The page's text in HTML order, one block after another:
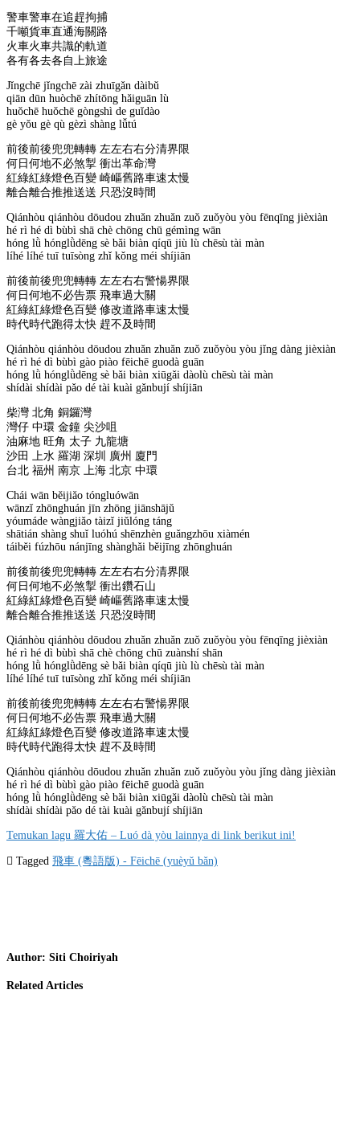
警車警車在追趕拘捕
千噸貨車直通海關路
火車火車共識的軌道
各有各去各自上旅途
Jǐngchē jǐngchē zài zhuīgǎn dàibǔ
qiān dūn huòchē zhítōng hǎiguān lù
huǒchē huǒchē gòngshì de guǐdào
gè yǒu gè qù gèzì shàng lǚtú
前後前後兜兜轉轉 左左右右分清界限
何日何地不必煞掣 衝出革命灣
紅綠紅綠燈色百變 崎嶇舊路車速太慢
離合離合推推送送 只恐沒時間
Qiánhòu qiánhòu dōudou zhuǎn zhuǎn zuǒ zuǒyòu yòu fēnqīng jièxiàn
hé rì hé dì bùbì shā chè chōng chū gémìng wān
hóng lǜ hónglǜdēng sè bǎi biàn qíqū jiù lù chēsù tài màn
líhé líhé tuī tuīsòng zhǐ kǒng méi shíjiān
前後前後兜兜轉轉 左左右右警愓界限
何日何地不必告票 飛車過大關
紅綠紅綠燈色百變 修改道路車速太慢
時代時代跑得太快 趕不及時間
Qiánhòu qiánhòu dōudou zhuǎn zhuǎn zuǒ zuǒyòu yòu jǐng dàng jièxiàn
hé rì hé dì bùbì gào piào fēichē guodà guān
hóng lǜ hónglǜdēng sè bǎi biàn xiūgǎi dàolù chēsù tài màn
shídài shídài pǎo dé tài kuài gǎnbují shíjiān
柴灣 北角 銅鑼灣
灣仔 中環 金鐘 尖沙咀
油麻地 旺角 太子 九龍塘
沙田 上水 羅湖 深圳 廣州 廈門
台北 福州 南京 上海 北京 中環
Chái wān běijiǎo tóngluówān
wānzǐ zhōnghuán jīn zhōng jiānshājǔ
yóumáde wàngjiǎo tàizǐ jiǔlóng táng
shātián shàng shuǐ luóhú shēnzhèn guǎngzhōu xiàmén
táiběi fúzhōu nánjīng shànghǎi běijīng zhōnghuán
前後前後兜兜轉轉 左左右右分清界限
何日何地不必煞掣 衝出鑽石山
紅綠紅綠燈色百變 崎嶇舊路車速太慢
離合離合推推送送 只恐沒時間
Qiánhòu qiánhòu dōudou zhuǎn zhuǎn zuǒ zuǒyòu yòu fēnqīng jièxiàn
hé rì hé dì bùbì shā chè chōng chū zuànshí shān
hóng lǜ hónglǜdēng sè bǎi biàn qíqū jiù lù chēsù tài màn
líhé líhé tuī tuīsòng zhǐ kǒng méi shíjiān
前後前後兜兜轉轉 左左右右警愓界限
何日何地不必告票 飛車過大關
紅綠紅綠燈色百變 修改道路車速太慢
時代時代跑得太快 趕不及時間
Qiánhòu qiánhòu dōudou zhuǎn zhuǎn zuǒ zuǒyòu yòu jǐng dàng jièxiàn
hé rì hé dì bùbì gào piào fēichē guodà guān
hóng lǜ hónglǜdēng sè bǎi biàn xiūgǎi dàolù chēsù tài màn
shídài shídài pǎo dé tài kuài gǎnbují shíjiān
Temukan lagu 羅大佑 – Luó dà yòu lainnya di link berikut ini!
Tagged 飛車 (粵語版) - Fēichē (yuèyǔ bǎn)
Author: Siti Choiriyah
Related Articles